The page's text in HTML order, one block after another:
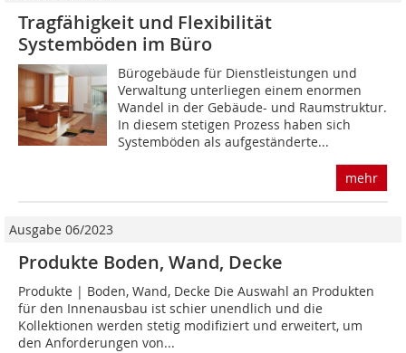
Tragfähigkeit und Flexibilität
Systemböden im Büro
Bürogebäude für Dienstleistungen und
Verwaltung unterliegen einem enormen
Wandel in der Gebäude- und Raumstruktur.
In diesem stetigen Prozess haben sich
Systemböden als aufgeständerte...
mehr
Ausgabe 06/2023
Produkte Boden, Wand, Decke
Produkte | Boden, Wand, Decke Die Auswahl an Produkten
für den Innenausbau ist schier unendlich und die
Kollektionen werden stetig modifiziert und erweitert, um
den Anforderungen von...